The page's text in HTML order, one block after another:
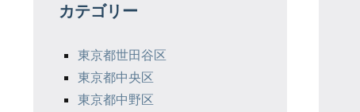
カテゴリー
東京都世田谷区
東京都中央区
東京都中野区